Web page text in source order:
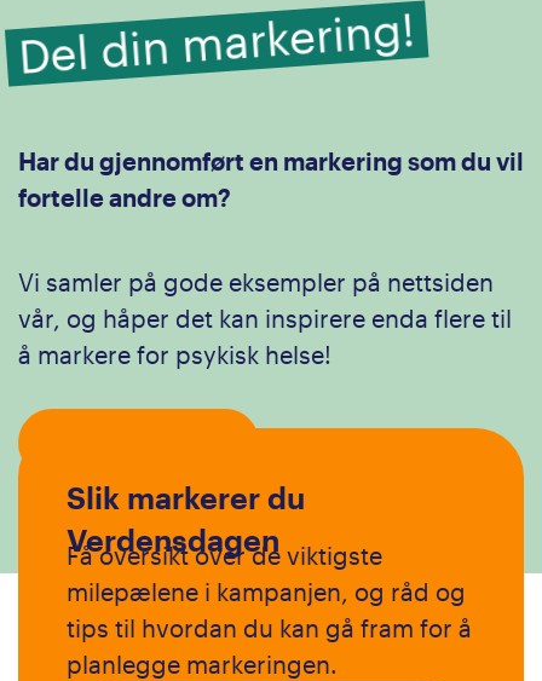
Del din markering!
Har du gjennomført en markering som du vil
fortelle andre om?
Vi samler på gode eksempler på nettsiden
vår, og håper det kan inspirere enda flere til
å markere for psykisk helse!
Slik markerer du
Verdensdagen
Få oversikt over de viktigste
milepælene i kampanjen, og råd og
tips til hvordan du kan gå fram for å
planlegge markeringen.